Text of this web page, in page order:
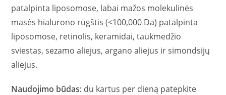
patalpinta liposomose, labai mažos molekulinės
masės hialurono rūgštis (<100,000 Da) patalpinta
liposomose, retinolis, keramidai, taukmedžio
sviestas, sezamo aliejus, argano aliejus ir simondsijų
aliejus.
Naudojimo būdas: du kartus per dieną patepkite